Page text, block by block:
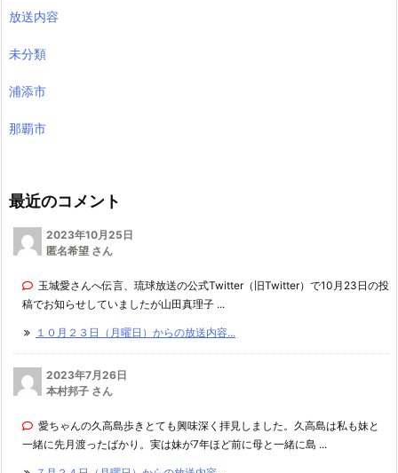
放送内容
未分類
浦添市
那覇市
最近のコメント
2023年10月25日
匿名希望 さん
玉城愛さんへ伝言、琉球放送の公式Twitter（旧Twitter）で10月23日の投
稿でお知らせしていましたが山田真理子 ...
１０月２３日（月曜日）からの放送内容...
2023年7月26日
本村邦子 さん
愛ちゃんの久高島歩きとても興味深く拝見しました。久高島は私も妹と
一緒に先月渡ったばかり。実は妹が7年ほど前に母と一緒に島 ...